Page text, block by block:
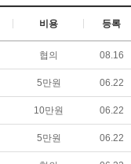
비용 등록
협의 08.16
5만원 06.22
10만원 06.22
5만원 06.22